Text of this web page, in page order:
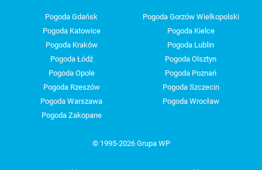
Pogoda Gdańsk
Pogoda Gorzów Wielkopolski
Pogoda Katowice
Pogoda Kielce
Pogoda Kraków
Pogoda Lublin
Pogoda Łódź
Pogoda Olsztyn
Pogoda Opole
Pogoda Poznań
Pogoda Rzeszów
Pogoda Szczecin
Pogoda Warszawa
Pogoda Wrocław
Pogoda Zakopane
© 1995-2026 Grupa WP